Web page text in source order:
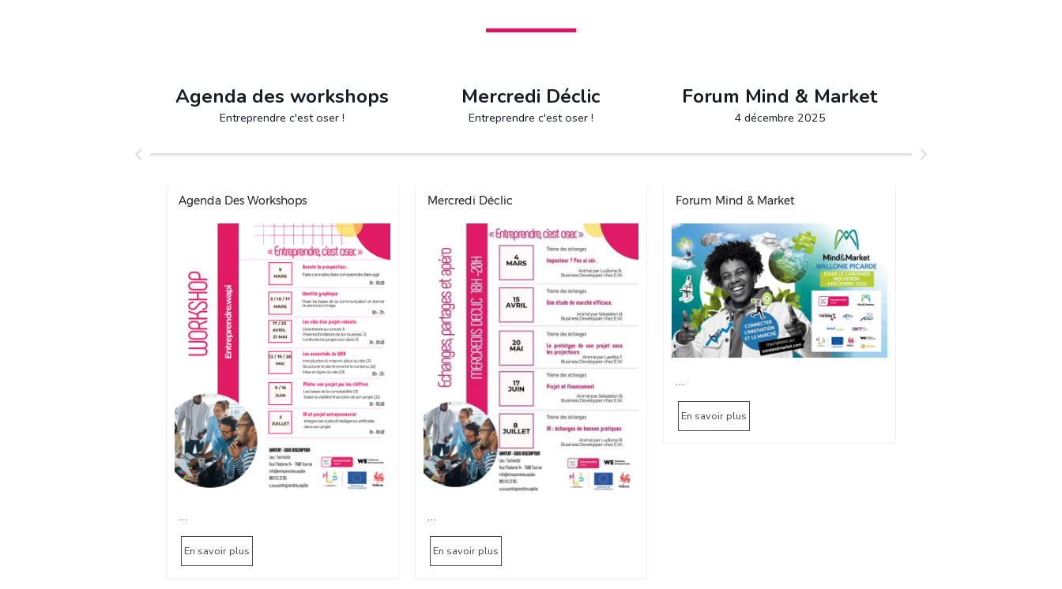
Agenda des workshops
Entreprendre c'est oser !
Agenda Des Workshops
…
En savoir plus
Mercredi Déclic
Entreprendre c'est oser !
Mercredi Déclic
…
En savoir plus
Forum Mind & Market
4 décembre 2025
Forum Mind & Market
…
En savoir plus